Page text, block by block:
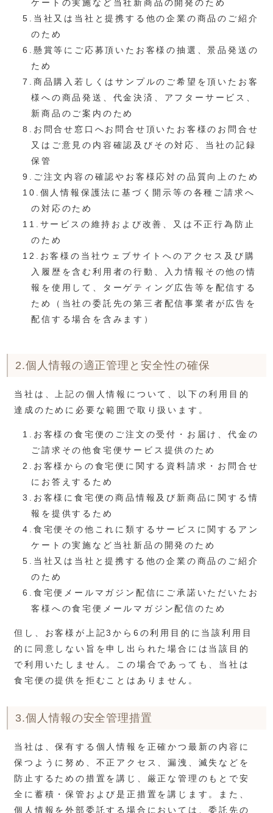
ケートの実施など当社新商品の開発のため
5.当社又は当社と提携する他の企業の商品のご紹介
のため
6.懸賞等にご応募頂いたお客様の抽選、景品発送の
ため
7.商品購入若しくはサンプルのご希望を頂いたお客
様への商品発送、代金決済、アフターサービス、
新商品のご案内のため
8.お問合せ窓口へお問合せ頂いたお客様のお問合せ
又はご意見の内容確認及びその対応、当社の記録
保管
9.ご注文内容の確認やお客様応対の品質向上のため
10.個人情報保護法に基づく開示等の各種ご請求へ
の対応のため
11.サービスの維持および改善、又は不正行為防止
のため
12.お客様の当社ウェブサイトへのアクセス及び購
入履歴を含む利用者の行動、入力情報その他の情
報を使用して、ターゲティング広告等を配信する
ため（当社の委託先の第三者配信事業者が広告を
配信する場合を含みます）
2.個人情報の適正管理と安全性の確保
当社は、上記の個人情報について、以下の利用目的
達成のために必要な範囲で取り扱います。
1.お客様の食宅便のご注文の受付・お届け、代金の
ご請求その他食宅便サービス提供のため
2.お客様からの食宅便に関する資料請求・お問合せ
にお答えするため
3.お客様に食宅便の商品情報及び新商品に関する情
報を提供するため
4.食宅便その他これに類するサービスに関するアン
ケートの実施など当社新品の開発のため
5.当社又は当社と提携する他の企業の商品のご紹介
のため
6.食宅便メールマガジン配信にご承諾いただいたお
客様への食宅便メールマガジン配信のため
但し、お客様が上記3から6の利用目的に当該利用目
的に同意しない旨を申し出られた場合には当該目的
で利用いたしません。この場合であっても、当社は
食宅便の提供を拒むことはありません。
3.個人情報の安全管理措置
当社は、保有する個人情報を正確かつ最新の内容に
保つように努め、不正アクセス、漏洩、滅失などを
防止するための措置を講じ、厳正な管理のもとで安
全に蓄積・保管および是正措置を講じます。また、
個人情報を外部委託する場合においては、委託先の